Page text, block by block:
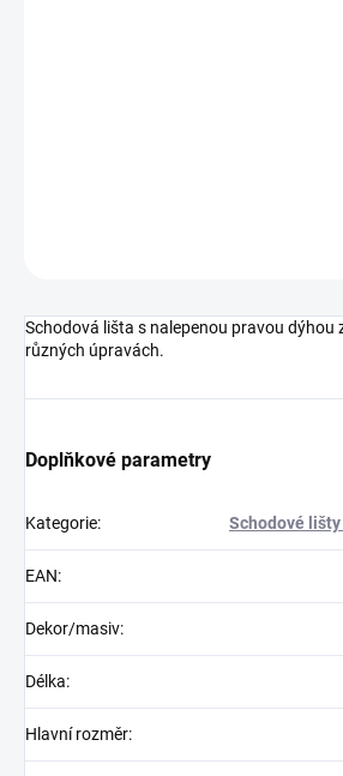
Schodová lišta s nalepenou pravou dýhou
různých úpravách.
Doplňkové parametry
Kategorie: Schodové
EAN:
Dekor/masiv:
Délka:
Hlavní rozměr: